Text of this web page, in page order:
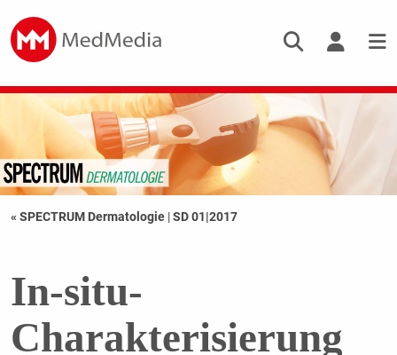
« SPECTRUM Dermatologie |SD 01|2017
In-situ-
Charakterisierung